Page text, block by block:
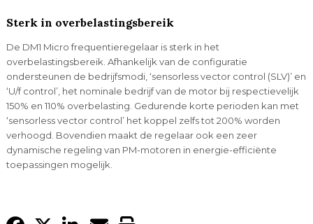
Sterk in overbelastingsbereik
De DM1 Micro frequentieregelaar is sterk in het
overbelastingsbereik. Afhankelijk van de configuratie
ondersteunen de bedrijfsmodi, ‘sensorless vector control (SLV)’ en
‘U/f control’, het nominale bedrijf van de motor bij respectievelijk
150% en 110% overbelasting. Gedurende korte perioden kan met
‘sensorless vector control’ het koppel zelfs tot 200% worden
verhoogd. Bovendien maakt de regelaar ook een zeer
dynamische regeling van PM-motoren in energie-efficiënte
toepassingen mogelijk.